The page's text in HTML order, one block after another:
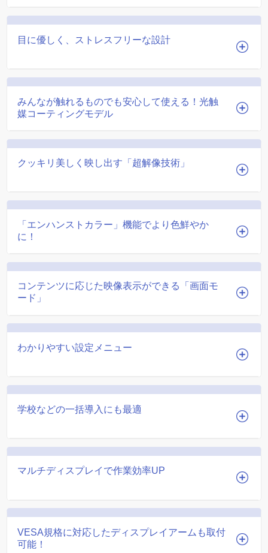
目に優しく、ストレスフリーな設計
みんなが触れるものでも安心して使える！光触
媒コーティングモデル
クッキリ美しく映し出す「超解像技術」
「エンハンストカラー」機能でより色鮮やか
に！
コンテンツに応じた映像表示ができる「画面モ
ード」
わかりやすい設定メニュー
学校などの一括導入にも最適
マルチディスプレイで作業効率UP
VESA規格に対応したディスプレイアームも取付
可能！